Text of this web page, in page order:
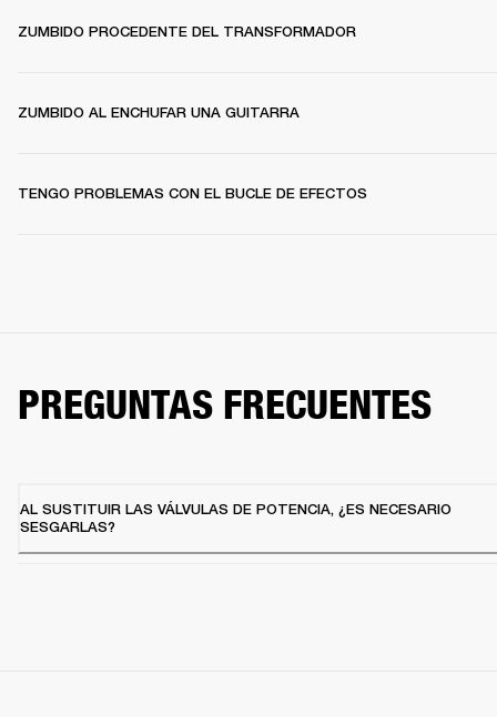
ZUMBIDO PROCEDENTE DEL TRANSFORMADOR
ZUMBIDO AL ENCHUFAR UNA GUITARRA
TENGO PROBLEMAS CON EL BUCLE DE EFECTOS
PREGUNTAS FRECUENTES
AL SUSTITUIR LAS VÁLVULAS DE POTENCIA, ¿ES NECESARIO
SESGARLAS?